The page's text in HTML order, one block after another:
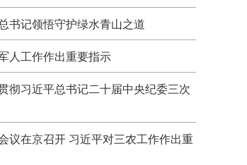
书记领悟守护绿水青山之道
人工作作出重要指示
彻习近平总书记二十届中央纪委三次
议在京召开 习近平对三农工作作出重